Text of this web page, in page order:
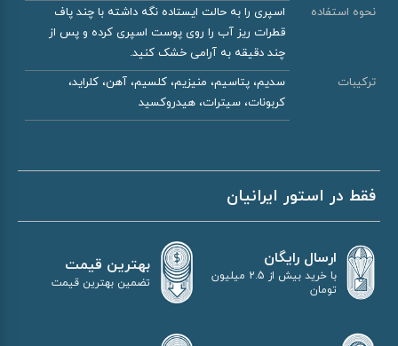
نحوه استفاده
اسپری را به حالت ایستاده نگه داشته با چند پاف
قطرات ریز آب را روی پوست اسپری کرده و پس از
چند دقیقه به آرامی خشک کنید.
ترکیبات
سدیم، پتاسیم، منیزیم، کلسیم، آهن، کلراید،
کربونات، سیترات، هیدروکسید
فقط در استور ایرانیان
ارسال رایگان
با خرید بیش از 2.5 میلیون
تومان
بهترین قیمت
تضمین بهترین قیمت